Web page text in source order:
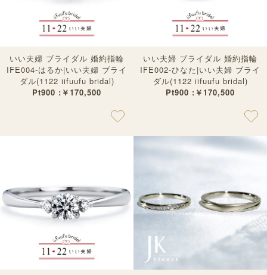
いい夫婦 ブライダル 婚約指輪
IFE004-はるか|いい夫婦 ブライ
ダル(1122 iifuufu bridal)
Pt900 :￥170,500
いい夫婦 ブライダル 婚約指輪
IFE002-ひなた|いい夫婦 ブライ
ダル(1122 iifuufu bridal)
Pt900 :￥170,500